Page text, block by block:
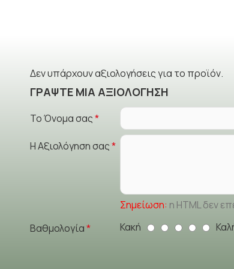
Δεν υπάρχουν αξιολογήσεις για το προϊόν.
ΓΡΆΨΤΕ ΜΙΑ ΑΞΙΟΛΌΓΗΣΗ
Το Όνομα σας
Η Αξιολόγηση σας
Σημείωση: η HTML δεν
Βαθμολογία
Κακή